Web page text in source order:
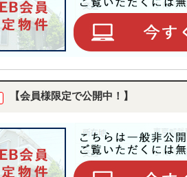
【会員様限定で公開中！】